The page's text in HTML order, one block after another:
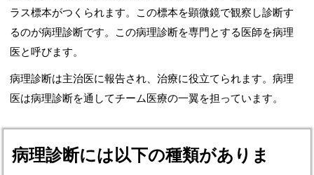
ラス標本がつくられます。この標本を顕微鏡で観察し診断す
るのが病理診断です。この病理診断を専門とする医師を病理
医と呼びます。
病理診断は主治医に報告され、治療に役立てられます。病理
医は病理診断を通してチーム医療の一翼を担っています。
病理診断には以下の種類がありま